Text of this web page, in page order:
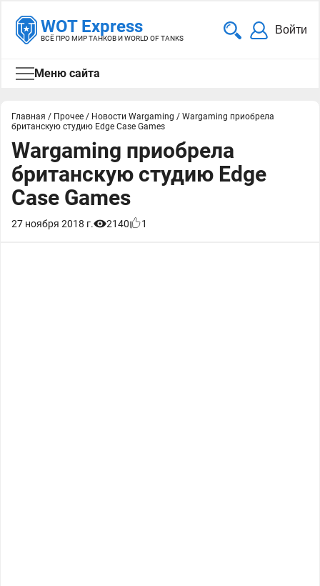
WOT Express
ВСЁ ПРО МИР ТАНКОВ И WORLD OF TANKS
Войти
Меню сайта
Главная / Прочее / Новости Wargaming / Wargaming приобрела
британскую студию Edge Case Games
Wargaming приобрела
британскую студию Edge
Case Games
27 ноября 2018 г. 2140 1